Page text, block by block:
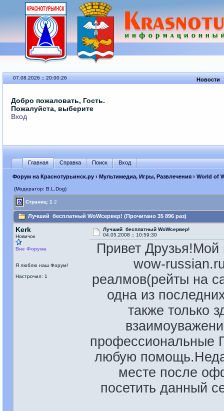
07.08.2026 :: 20:00:26 Новости
Добро пожаловать, Гость.
Пожалуйста, выберите
Вход
Главная Справка Поиск Вход
Форум на Краснотурьинск.ру› Мультимедиа, Игры, Развлечения› World of
(Модератор: B.L.Dog)
Страниц: 1 2
Лучший бесплатный WoWсервер! (Прочитано 35 896 раз)
Kerk
Новичок
Вне Форума
Я люблю наш Форум!
Настрочил: 1
Лучший бесплатный WoWсервер!
04.05.2008 :: 10:59:30
Привет
wow-
реалмов(рейты на
одна из
также только
профессиональные
любую
месте после
посетить данный